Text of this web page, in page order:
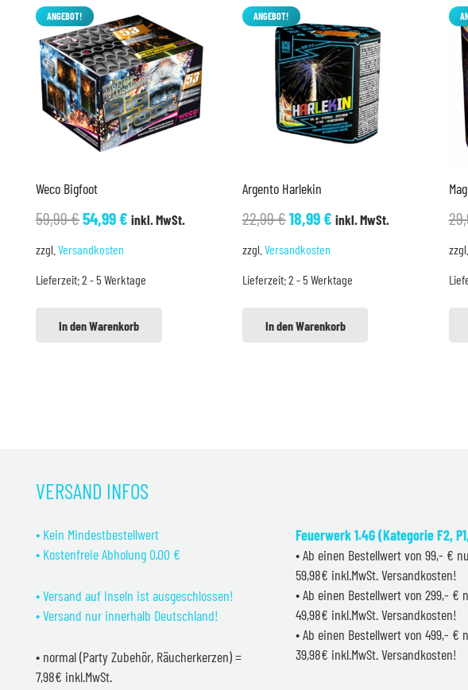
ANGEBOT!
Weco Bigfoot
59,99€Ursprünglicher
Preis
59,99 €
54,99€Aktueller
54,99 €.
inkl. MwSt.
zzgl. Versandkosten
Lieferzeit:2 - 5 Werktage
In den Warenkorb
ANGEBOT!
Argento Harlekin
22,99€Ursprünglicher
Preis
22,99 €
18,99€Aktueller
18,99 €.
inkl. MwSt.
zzgl. Versandkosten
Lieferzeit:2 - 5 Werktage
In den Warenkorb
zzgl.
VERSAND INFOS
• Kein Mindestbestellwert
• Kostenfreie Abholung 0,00 €
• Versand auf Inseln ist ausgeschlossen!
• Versand nur innerhalb Deutschland!
• normal (Party Zubehör, Räucherkerzen) =
7,98€ inkl.MwSt.
Feuerwerk 1.4G (Kategorie F2,
• Ab einen Bestellwert von 99,- €
59,98€ inkl.MwSt. Versandkosten!
• Ab einen Bestellwert von 299,- €
49,98€ inkl.MwSt. Versandkosten!
• Ab einen Bestellwert von 499,- €
39,98€ inkl.MwSt. Versandkosten!